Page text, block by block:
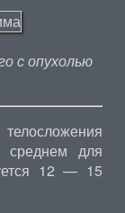
с опухолью
среднем для
12 — 15